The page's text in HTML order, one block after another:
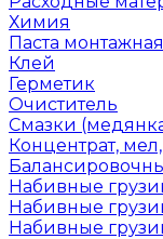
Химия
Паста монтажная
Клей
Герметик
Очиститель
Смазки
Концентрат, мел,
Набивные
Набивные
Набивные